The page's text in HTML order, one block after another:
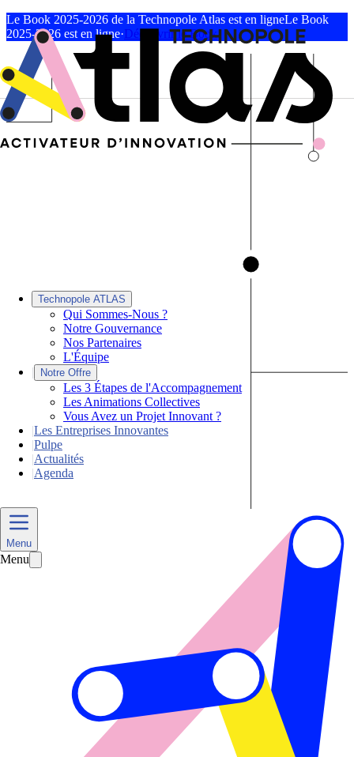
Le Book 2025-2026 de la Technopole Atlas est en ligneLe Book
2025-2026 est en ligne·Découvrir le Book
Technopole ATLAS
Qui Sommes-Nous ?
Notre Gouvernance
Nos Partenaires
L'Équipe
|
Notre Offre
Les 3 Étapes de l'Accompagnement
Les Animations Collectives
Vous Avez un Projet Innovant ?
|Les Entreprises Innovantes
|Pulpe
|Actualités
|Agenda
Menu
Menu